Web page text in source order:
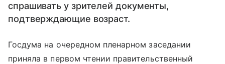
спрашивать у зрителей документы,
подтверждающие возраст.
Госдума на очередном пленарном заседании
приняла в первом чтении правительственный